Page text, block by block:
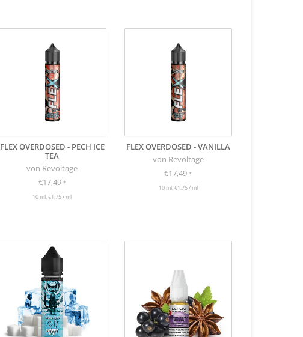
FLEX OVERDOSED - PECH ICE
TEA
von Revoltage
€17,49 *
10 ml, €1,75 / ml
FLEX OVERDOSED - VANILLA
von Revoltage
€17,49*
10 ml, €1,75 / ml